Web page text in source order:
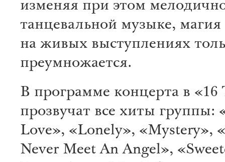
изменяя при этом
танцевальной музыке, магия
на живых выступлениях
преумножается.
В программе концерта в «16
прозвучат все хиты группы:
Love», «Lonely», «Mystery»,
Never Meet An Angel»,